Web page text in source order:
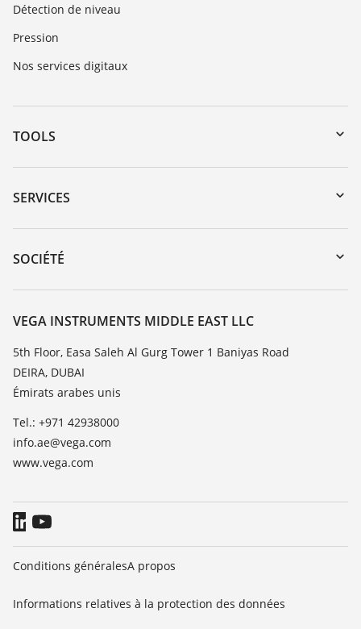
Détection de niveau
Pression
Nos services digitaux
TOOLS
Téléchargements
Recherche par numéro de série
DTM Collection/PACTware
SERVICES
Retour d'appareil
Formations
TeamViewer
SOCIÉTÉ
À propos de VEGA
Contact
News
Presse
Blog
VEGA INSTRUMENTS MIDDLE EAST LLC
5th Floor, Easa Saleh Al Gurg Tower 1 Baniyas Road
DEIRA, DUBAI
Émirats arabes unis
Tel.: +971 42938000
info.ae@vega.com
www.vega.com
Conditions généralesA propos
Informations relatives à la protection des données